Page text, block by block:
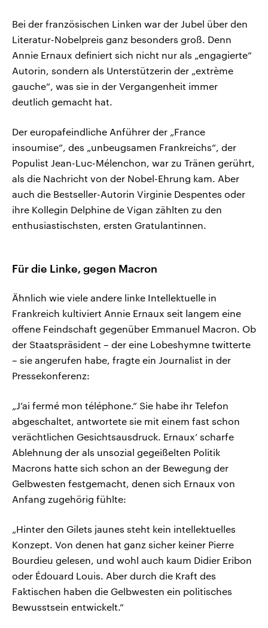
Bei der französischen Linken war der Jubel über den
Literatur-Nobelpreis ganz besonders groß. Denn
Annie Ernaux definiert sich nicht nur als „engagierte“
Autorin, sondern als Unterstützerin der „extrème
gauche“, was sie in der Vergangenheit immer
deutlich gemacht hat.
Der europafeindliche Anführer der „France
insoumise“, des „unbeugsamen Frankreichs“, der
Populist Jean-Luc-Mélenchon, war zu Tränen gerührt,
als die Nachricht von der Nobel-Ehrung kam. Aber
auch die Bestseller-Autorin Virginie Despentes oder
ihre Kollegin Delphine de Vigan zählten zu den
enthusiastischsten, ersten Gratulantinnen.
Für die Linke, gegen Macron
Ähnlich wie viele andere linke Intellektuelle in
Frankreich kultiviert Annie Ernaux seit langem eine
offene Feindschaft gegenüber Emmanuel Macron. Ob
der Staatspräsident – der eine Lobeshymne twitterte
– sie angerufen habe, fragte ein Journalist in der
Pressekonferenz:
„J’ai fermé mon téléphone.“ Sie habe ihr Telefon
abgeschaltet, antwortete sie mit einem fast schon
verächtlichen Gesichtsausdruck. Ernaux’ scharfe
Ablehnung der als unsozial gegeißelten Politik
Macrons hatte sich schon an der Bewegung der
Gelbwesten festgemacht, denen sich Ernaux von
Anfang zugehörig fühlte:
„Hinter den Gilets jaunes steht kein intellektuelles
Konzept. Von denen hat ganz sicher keiner Pierre
Bourdieu gelesen, und wohl auch kaum Didier Eribon
oder Édouard Louis. Aber durch die Kraft des
Faktischen haben die Gelbwesten ein politisches
Bewusstsein entwickelt.“